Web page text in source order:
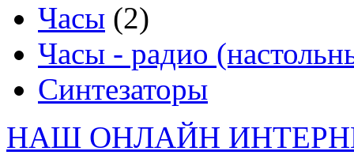
Часы (2)
Часы - радио
Синтезаторы
НАШ ОНЛАЙН